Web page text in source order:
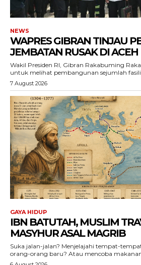
ACEHKINI.ID
Situs Berita
NEWS
WAPRES GIBRAN TINJAU
JEMBATAN RUSAK DI ACEH
Wakil Presiden RI, Gibran Rakabuming
untuk melihat pembangunan sejumlah
7 August 2026
GAYA HIDUP
IBN BATUTAH, MUSLIM
MASYHUR ASAL MAGRIB
Suka jalan-jalan? Menjelajahi tempat-
orang-orang baru? Atau mencoba